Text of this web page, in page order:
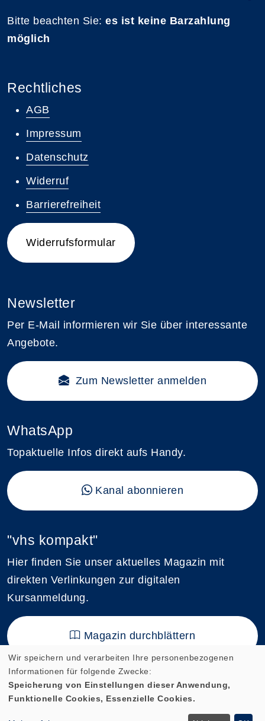
Bitte beachten Sie: es ist keine Barzahlung
möglich
Rechtliches
AGB
Impressum
Datenschutz
Widerruf
Barrierefreiheit
Widerrufsformular
Newsletter
Per E-Mail informieren wir Sie über interessante
Angebote.
Zum Newsletter anmelden
WhatsApp
Topaktuelle Infos direkt aufs Handy.
Kanal abonnieren
"vhs kompakt"
Hier finden Sie unser aktuelles Magazin mit
direkten Verlinkungen zur digitalen
Kursanmeldung.
Magazin durchblättern
Cookie Einstellungen
Wir speichern und verarbeiten Ihre personenbezogenen
Informationen für folgende Zwecke:
Speicherung von Einstellungen dieser Anwendung,
Funktionelle Cookies, Essenzielle Cookies.